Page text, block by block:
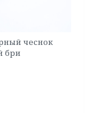
чеснок
бри